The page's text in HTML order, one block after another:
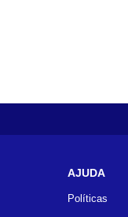
AJUDA
Políticas